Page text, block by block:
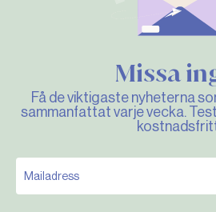
Missa
Få de viktigaste nyheterna
sammanfattat varje vecka.